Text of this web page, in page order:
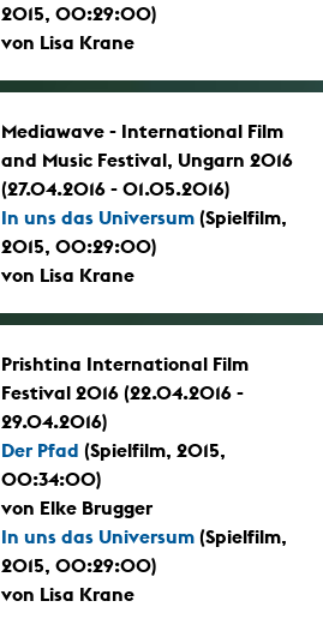
2015, 00:29:00)
von Lisa Krane
Mediawave - International Film
and Music Festival, Ungarn 2016
(27.04.2016 - 01.05.2016)
In uns das Universum (Spielfilm,
2015, 00:29:00)
von Lisa Krane
Prishtina International Film
Festival 2016 (22.04.2016 -
29.04.2016)
Der Pfad (Spielfilm, 2015,
00:34:00)
von Elke Brugger
In uns das Universum (Spielfilm,
2015, 00:29:00)
von Lisa Krane